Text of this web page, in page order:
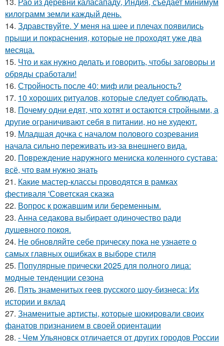
килограмм земли каждый день.
14. Здравствуйте. У меня на шее и плечах появились
прыщи и покраснения, которые не проходят уже два
месяца.
15. Что и как нужно делать и говорить, чтобы заговоры и
обряды сработали!
16. Стройность после 40: миф или реальность?
17. 10 хороших ритуалов, которые следует соблюдать.
18. Почему одни едят, что хотят и остаются стройными, а
другие ограничивают себя в питании, но не худеют.
19. Младшая дочка с началом полового созревания
начала сильно переживать из-за внешнего вида.
20. Повреждение наружного мениска коленного сустава:
всё, что вам нужно знать
21. Какие мастер-классы проводятся в рамках
фестиваля 'Советская сказка
22. Вопрос к рожавшим или беременным.
23. Анна седакова выбирает одиночество ради
душевного покоя.
24. Не обновляйте себе прическу пока не узнаете о
самых главных ошибках в выборе стиля
25. Популярные прически 2025 для полного лица:
модные тенденции сезона
26. Пять знаменитых геев русского шоу-бизнеса: Их
истории и вклад
27. Знаменитые артисты, которые шокировали своих
фанатов признанием в своей ориентации
28. - Чем Ульяновск отличается от других городов России